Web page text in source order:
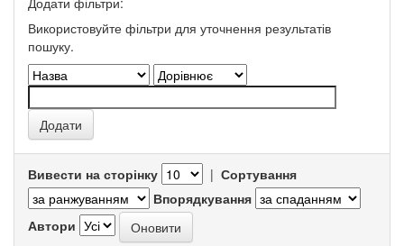
Використовуйте фільтри для уточнення результатів
пошуку.
Вивести на сторінку | Сортування
Впорядкування
Автори